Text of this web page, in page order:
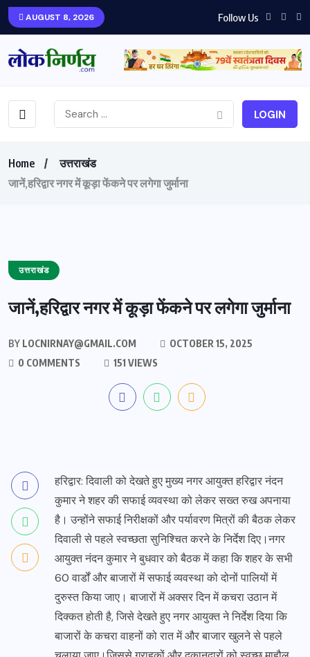
AUGUST 8, 2026 Follow Us
LOGIN
Home
उत्तराखंड
जानें,हरिद्वार नगर में कूड़ा फेंकने पर लगेगा जुर्माना
उत्तराखंड
जानें,हरिद्वार नगर में कूड़ा फेंकने पर लगेगा जुर्माना
BY LOCNIRNAY@GMAIL.COM
OCTOBER 15, 2025
0 COMMENTS
151 VIEWS
हरिद्वार: दिवाली को देखते हुए मुख्य नगर आयुक्त हरिद्वार नंदन
कुमार ने शहर की सफाई व्यवस्था को लेकर सख्त रुख अपनाया
है। उन्होंने सफाई निरीक्षकों और पर्यावरण मित्रों की बैठक लेकर
दिवाली से पहले स्वच्छता सुनिश्चित करने के निर्देश दिए।नगर
आयुक्त नंदन कुमार ने बुधवार को बैठक में कहा कि शहर के सभी
60 वार्डों और बाजारों में सफाई व्यवस्था को दोनों पालियों में
दुरुस्त किया जाए। बाजारों में अक्सर दिन में कचरा उठान में
दिक्कत होती है, जिसे देखते हुए नगर आयुक्त ने निर्देश दिया कि
बाजारों के कचरा वाहनों को रात में और बाजार खुलने से पहले